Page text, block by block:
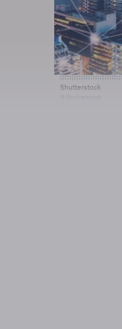
Shutterstock